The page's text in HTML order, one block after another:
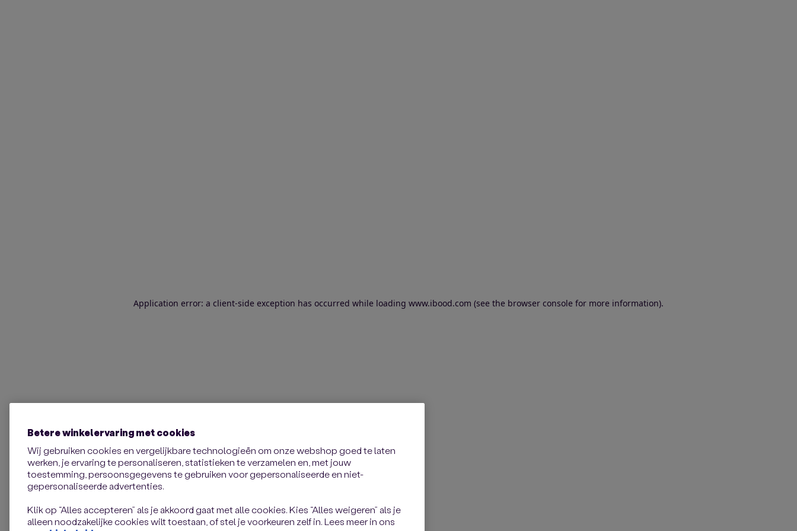
Application error: a client-side exception has occurred while loading www.ibood.com (see the browser console for more information).
Betere winkelervaring met cookies
Wij gebruiken cookies en vergelijkbare technologieën om onze webshop goed te laten
werken, je ervaring te personaliseren, statistieken te verzamelen en, met jouw
toestemming, persoonsgegevens te gebruiken voor gepersonaliseerde en niet-
gepersonaliseerde advertenties.
Klik op “Alles accepteren” als je akkoord gaat met alle cookies. Kies “Alles weigeren” als je
alleen noodzakelijke cookies wilt toestaan, of stel je voorkeuren zelf in. Lees meer in ons